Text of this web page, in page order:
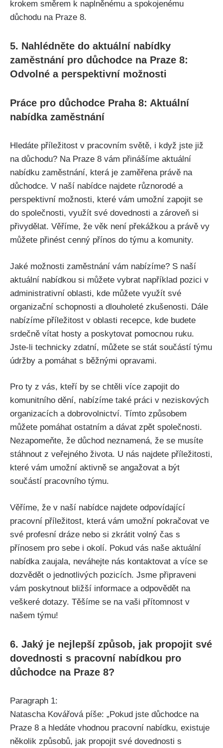
krokem směrem k naplněnému a spokojenému
důchodu na Praze 8.
5. Nahlédněte do aktuální nabídky
zaměstnání pro důchodce na Praze 8:
Odvolné a perspektivní možnosti
Práce pro důchodce Praha 8: Aktuální
nabídka zaměstnání
Hledáte příležitost v pracovním světě, i když jste již
na důchodu? Na Praze 8 vám přinášíme aktuální
nabídku zaměstnání, která je zaměřena právě na
důchodce. V naší nabídce najdete různorodé a
perspektivní možnosti, které vám umožní zapojit se
do společnosti, využít své dovednosti a zároveň si
přivydělat. Věříme, že věk není překážkou a právě vy
můžete přinést cenný přínos do týmu a komunity.
Jaké možnosti zaměstnání vám nabízíme? S naší
aktuální nabídkou si můžete vybrat například pozici v
administrativní oblasti, kde můžete využít své
organizační schopnosti a dlouholeté zkušenosti. Dále
nabízíme příležitost v oblasti recepce, kde budete
srdečně vítat hosty a poskytovat pomocnou ruku.
Jste-li technicky zdatní, můžete se stát součástí týmu
údržby a pomáhat s běžnými opravami.
Pro ty z vás, kteří by se chtěli více zapojit do
komunitního dění, nabízíme také práci v neziskových
organizacích a dobrovolnictví. Tímto způsobem
můžete pomáhat ostatním a dávat zpět společnosti.
Nezapomeňte, že důchod neznamená, že se musíte
stáhnout z veřejného života. U nás najdete příležitosti,
které vám umožní aktivně se angažovat a být
součástí pracovního týmu.
Věříme, že v naší nabídce najdete odpovídající
pracovní příležitost, která vám umožní pokračovat ve
své profesní dráze nebo si zkrátit volný čas s
přínosem pro sebe i okolí. Pokud vás naše aktuální
nabídka zaujala, neváhejte nás kontaktovat a více se
dozvědět o jednotlivých pozicích. Jsme připraveni
vám poskytnout bližší informace a odpovědět na
veškeré dotazy. Těšíme se na vaši přítomnost v
našem týmu!
6. Jaký je nejlepší způsob, jak propojit své
dovednosti s pracovní nabídkou pro
důchodce na Praze 8?
Paragraph 1:
Natascha Kovářová píše: „Pokud jste důchodce na
Praze 8 a hledáte vhodnou pracovní nabídku, existuje
několik způsobů, jak propojit své dovednosti s